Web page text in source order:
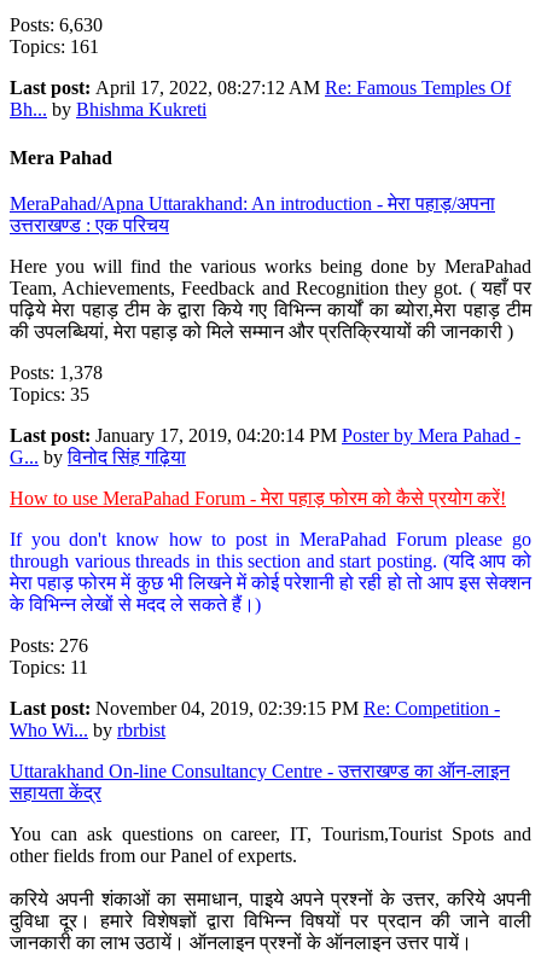
Posts: 6,630
Topics: 161
Last post: April 17, 2022, 08:27:12 AM Re: Famous Temples Of
Bh... by Bhishma Kukreti
Mera Pahad
MeraPahad/Apna Uttarakhand: An introduction - मेरा पहाड़/अपना
उत्तराखण्ड : एक परिचय
Here you will find the various works being done by MeraPahad
Team, Achievements, Feedback and Recognition they got. ( यहाँ पर
पढ़िये मेरा पहाड़ टीम के द्वारा किये गए विभिन्न कार्यों का ब्योरा,मेरा पहाड़ टीम
की उपलब्धियां, मेरा पहाड़ को मिले सम्मान और प्रतिक्रियायों की जानकारी )
Posts: 1,378
Topics: 35
Last post: January 17, 2019, 04:20:14 PM Poster by Mera Pahad -
G... byविनोद सिंह गढ़िया
How to use MeraPahad Forum - मेरा पहाड़ फोरम को कैसे प्रयोग करें!
If you don't know how to post in MeraPahad Forum please go
through various threads in this section and start posting. (यदि आप को
मेरा पहाड़ फोरम में कुछ भी लिखने में कोई परेशानी हो रही हो तो आप इस सेक्शन
के विभिन्न लेखों से मदद ले सकते हैं।)
Posts: 276
Topics: 11
Last post: November 04, 2019, 02:39:15 PM Re: Competition -
Who Wi... by rbrbist
Uttarakhand On-line Consultancy Centre - उत्तराखण्ड का ऑन-लाइन
सहायता केंद्र
You can ask questions on career, IT, Tourism,Tourist Spots and
other fields from our Panel of experts.
करिये अपनी शंकाओं का समाधान, पाइये अपने प्रश्नों के उत्तर, करिये अपनी
दुविधा दूर। हमारे विशेषज्ञों द्वारा विभिन्न विषयों पर प्रदान की जाने वाली
जानकारी का लाभ उठायें। ऑनलाइन प्रश्नों के ऑनलाइन उत्तर पायें।